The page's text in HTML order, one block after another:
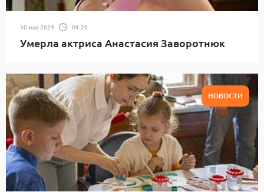
30 мая 2024 09:20
Умерла актриса Анастасия Заворотнюк
НОВОСТИ